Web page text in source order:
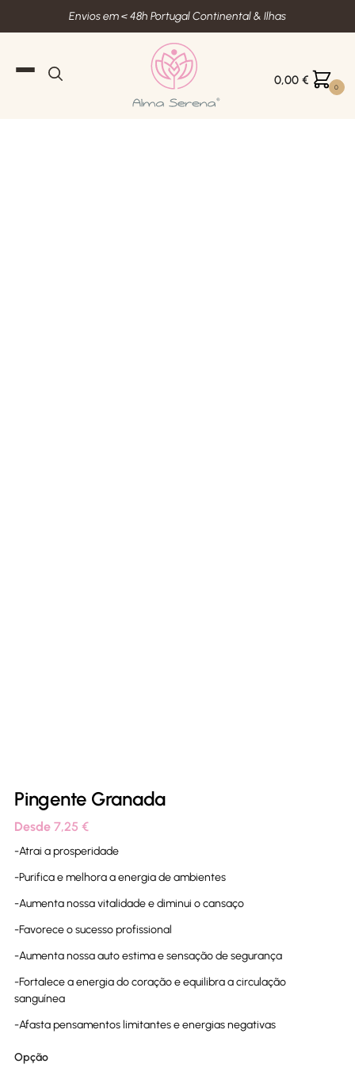
Envios em < 48h Portugal Continental & Ilhas
0,00 € 0
Pingente Granada
Desde 7,25 €
-Atrai a prosperidade
-Purifica e melhora a energia de ambientes
-Aumenta nossa vitalidade e diminui o cansaço
-Favorece o sucesso profissional
-Aumenta nossa auto estima e sensação de segurança
-Fortalece a energia do coração e equilibra a circulação
sanguínea
-Afasta pensamentos limitantes e energias negativas
Opção